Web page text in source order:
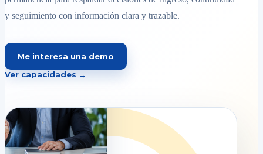
y seguimiento con información clara y trazable.
Me interesa una demo
Ver capacidades →